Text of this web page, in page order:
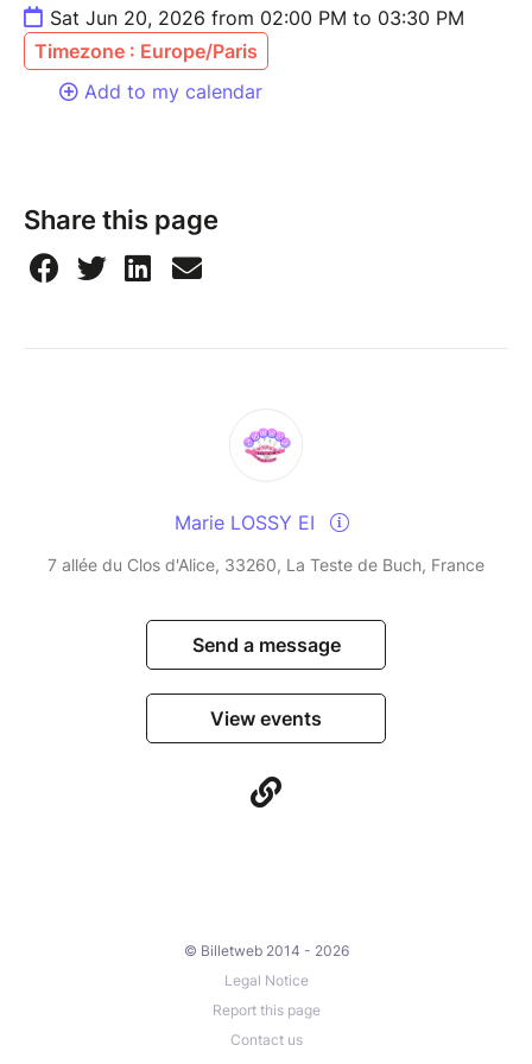
Sat Jun 20, 2026 from 02:00 PM to 03:30 PM
Timezone : Europe/Paris
Add to my calendar
Share this page
Marie LOSSY EI
7 allée du Clos d'Alice, 33260, La Teste de Buch, France
Send a message
View events
© Billetweb 2014 - 2026
Legal Notice
Report this page
Contact us